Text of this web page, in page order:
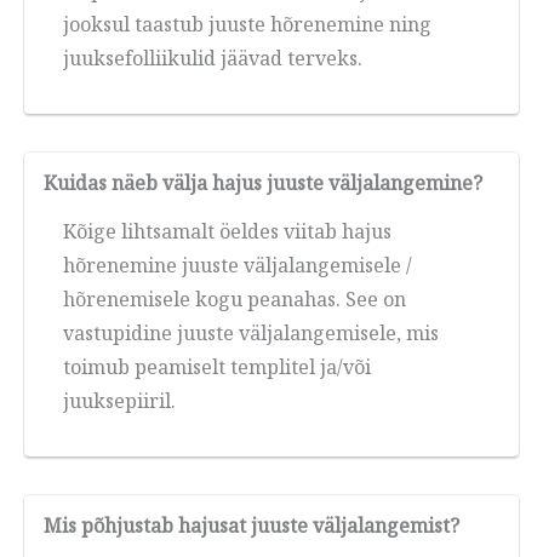
jooksul taastub juuste hõrenemine ning
juuksefolliikulid jäävad terveks.
Kuidas näeb välja hajus juuste väljalangemine?
Kõige lihtsamalt öeldes viitab hajus
hõrenemine juuste väljalangemisele /
hõrenemisele kogu peanahas. See on
vastupidine juuste väljalangemisele, mis
toimub peamiselt templitel ja/või
juuksepiiril.
Mis põhjustab hajusat juuste väljalangemist?